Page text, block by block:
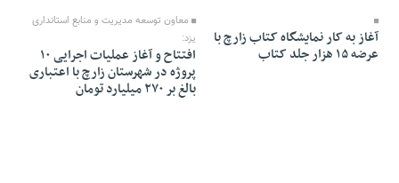
آغاز به کار نمایشگاه کتاب زارچ با
عرضه ۱۵ هزار جلد کتاب
معاون توسعه مدیریت و منابع استانداری
یزد:
افتتاح و آغاز عملیات اجرایی ۱۰
پروژه در شهرستان زارچ با اعتباری
بالغ بر ۲۷۰ میلیارد تومان